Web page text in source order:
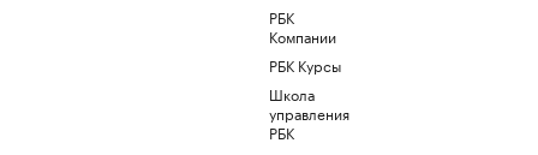
РБК
Компании
РБК Курсы
Школа
управления
РБК